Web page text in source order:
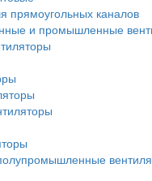
прямоугольных каналов
и промышленные